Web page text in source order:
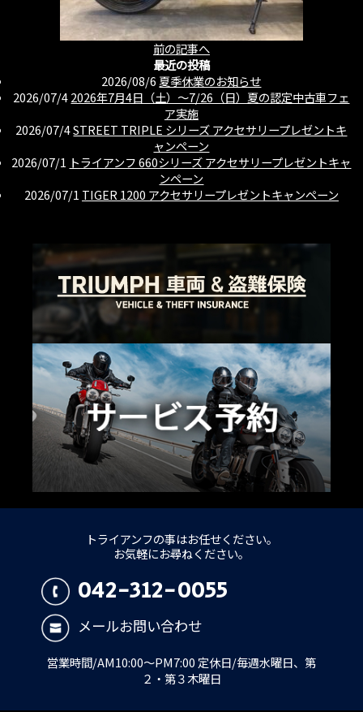
前の記事へ
最近の投稿
2026/08/6 夏季休業のお知らせ
2026/07/42026年7月4日（土）〜7/26（日）夏の認定中古車フェ
ア実施
2026/07/4STREET TRIPLE シリーズ アクセサリープレゼントキ
ャンペーン
2026/07/1 トライアンフ 660シリーズ アクセサリープレゼントキャ
ンペーン
2026/07/1 TIGER 1200 アクセサリープレゼントキャンペーン
トライアンフの事はお任せください。
お気軽にお尋ねください。
042-312-0055
メールお問い合わせ
営業時間/AM10:00～PM7:00 定休日/毎週水曜日、第
２・第３木曜日